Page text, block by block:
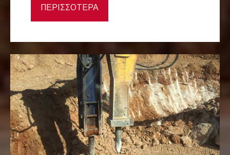
ΠΕΡΙΣΣΟΤΕΡΑ